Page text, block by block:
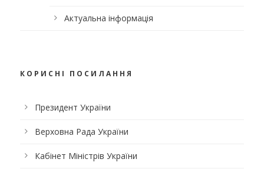
Актуальна інформація
КОРИСНІ ПОСИЛАННЯ
Президент України
Верховна Рада України
Кабінет Міністрів України